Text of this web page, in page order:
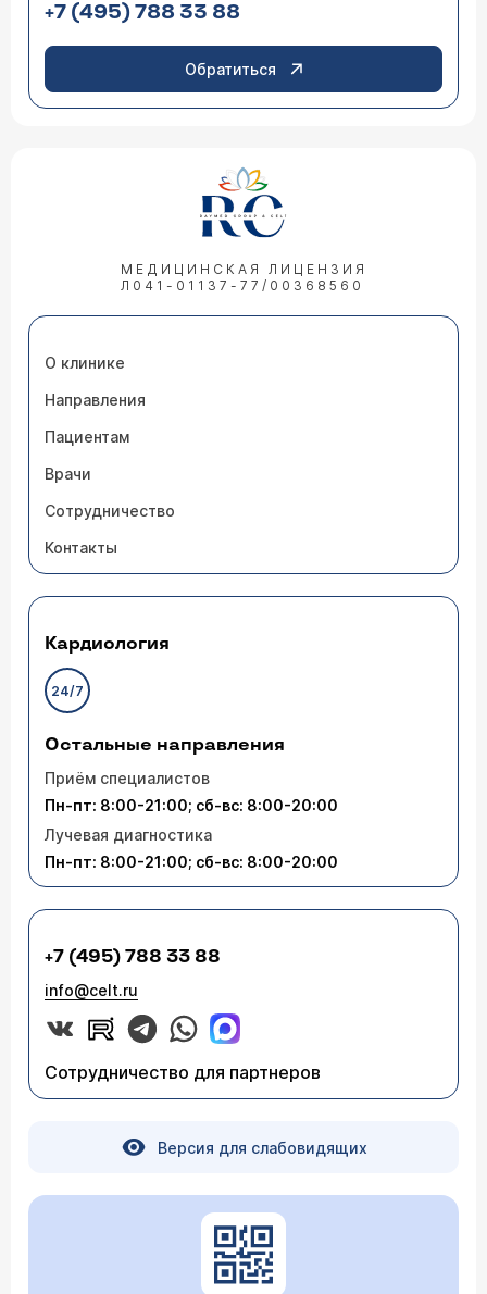
+7 (495) 788 33 88
Обратиться
МЕДИЦИНСКАЯ ЛИЦЕНЗИЯ
Л041-01137-77/00368560
О клинике
Направления
Пациентам
Врачи
Сотрудничество
Контакты
Кардиология
24/7
Остальные направления
Приём специалистов
Пн-пт: 8:00-21:00; сб-вс: 8:00-20:00
Лучевая диагностика
Пн-пт: 8:00-21:00; сб-вс: 8:00-20:00
+7 (495) 788 33 88
info@celt.ru
Сотрудничество для партнеров
Версия для слабовидящих